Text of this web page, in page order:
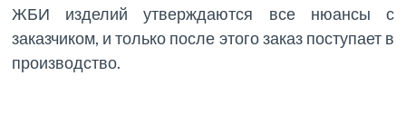
ЖБИ изделий утверждаются все нюансы с
заказчиком, и только после этого заказ поступает в
производство.